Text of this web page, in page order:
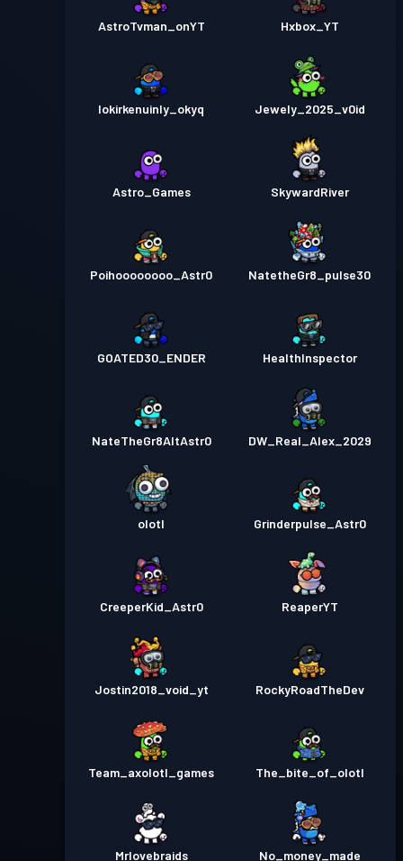
AstroTvman_onYT Hxbox_YT
lokirkenuinly_okyq Jewely_2025_v0id
Astro_Games SkywardRiver
Poihoooooooo_Astr0 NatetheGr8_pulse30
GOATED30_ENDER HealthInspector
NateTheGr8AltAstr0 DW_Real_Alex_2029
olotl Grinderpulse_Astr0
CreeperKid_Astr0 ReaperYT
Jostin2018_void_yt RockyRoadTheDev
Team_axolotl_games The_bite_of_olotl
Mrlovebraids No_money_made